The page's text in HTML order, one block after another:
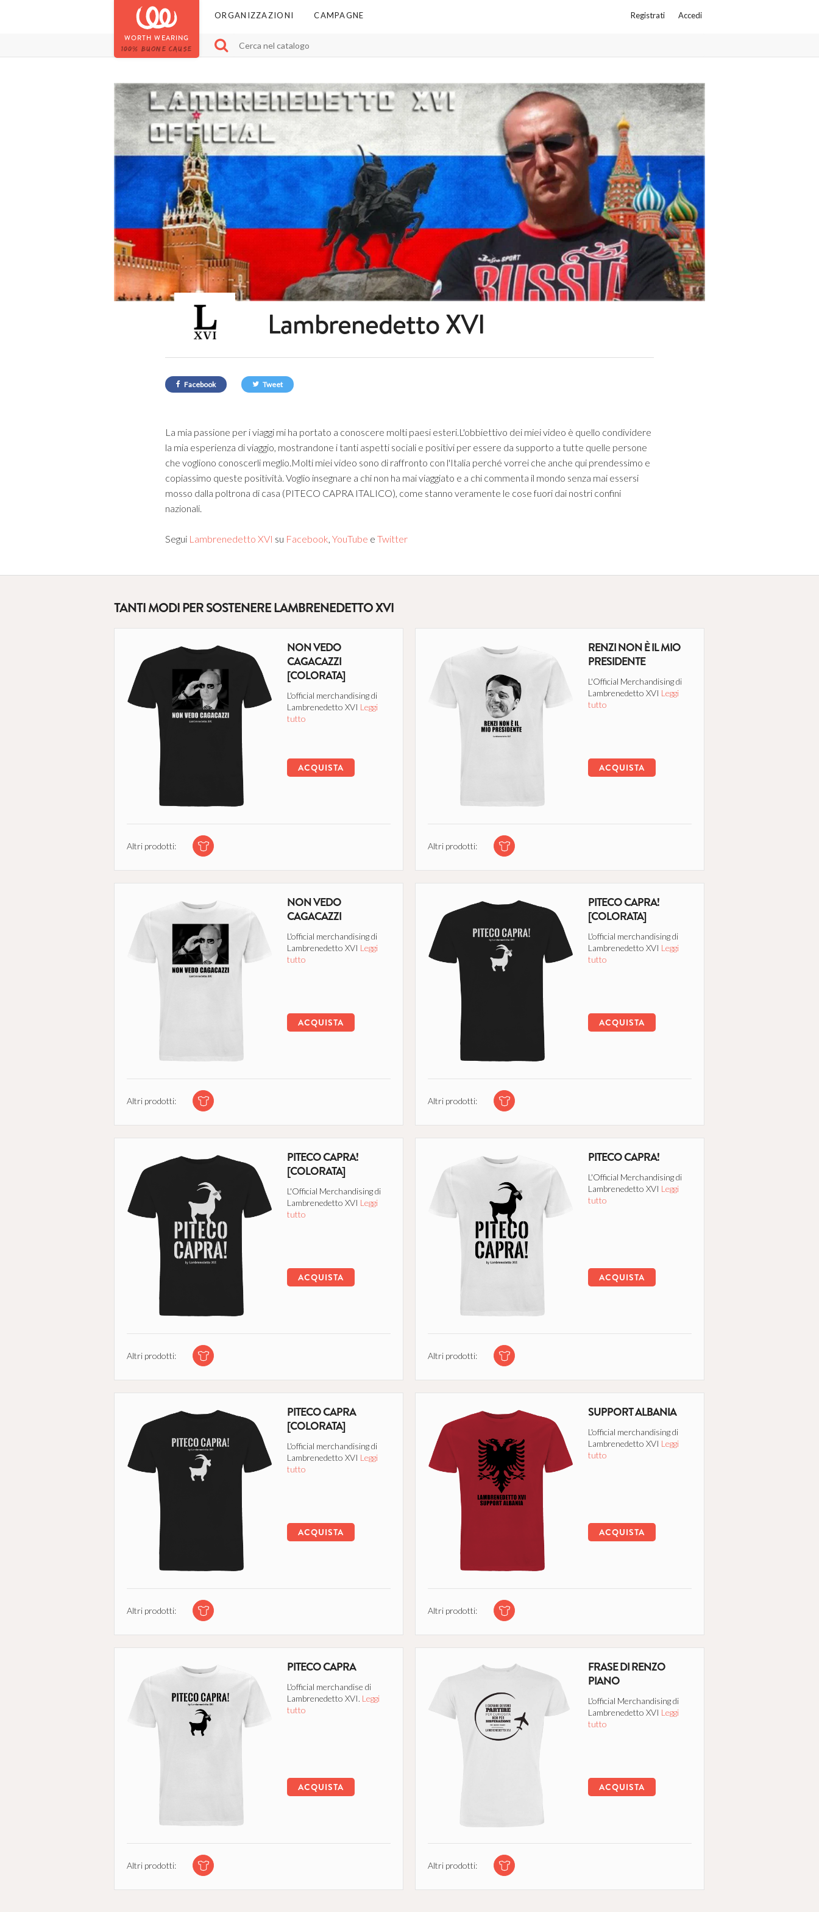
WORTH WEARING
100% BUONE CAUSE
Registrati Accedi
ORGANIZZAZIONI CAMPAGNE
Lambrenedetto XVI
Facebook Tweet
La mia passione per i viaggi mi ha portato a conoscere molti paesi esteri.L'obbiettivo dei miei video è quello condividere
la mia esperienza di viaggio, mostrandone i tanti aspetti sociali e positivi per essere da supporto a tutte quelle persone
che vogliono conoscerli meglio.Molti miei video sono di raffronto con l'Italia perché vorrei che anche qui prendessimo e
copiassimo queste positività. Voglio insegnare a chi non ha mai viaggiato e a chi commenta il mondo senza mai essersi
mosso dalla poltrona di casa (PITECO CAPRA ITALICO), come stanno veramente le cose fuori dai nostri confini
nazionali.
Segui Lambrenedetto XVI su Facebook,YouTube eTwitter
TANTI MODI PER SOSTENERE LAMBRENEDETTO XVI
NON VEDO
CAGACAZZI
[COLORATA]
L'official merchandising di
Lambrenedetto XVI Leggi
tutto
ACQUISTA
Altri prodotti:
RENZI NON È IL MIO
PRESIDENTE
L'Official Merchandising di
Lambrenedetto XVI Leggi
tutto
ACQUISTA
Altri prodotti:
NON VEDO
CAGACAZZI
L'official merchandising di
Lambrenedetto XVI Leggi
tutto
ACQUISTA
Altri prodotti:
PITECO CAPRA!
[COLORATA]
L'official merchandising di
Lambrenedetto XVI Leggi
tutto
ACQUISTA
Altri prodotti:
PITECO CAPRA!
[COLORATA]
L'Official Merchandising di
Lambrenedetto XVI Leggi
tutto
ACQUISTA
Altri prodotti:
PITECO CAPRA!
L'Official Merchandising di
Lambrenedetto XVI Leggi
tutto
ACQUISTA
Altri prodotti:
PITECO CAPRA
[COLORATA]
L'official merchandising di
Lambrenedetto XVI Leggi
tutto
ACQUISTA
Altri prodotti:
SUPPORT ALBANIA
L'official merchandising di
Lambrenedetto XVI Leggi
tutto
ACQUISTA
Altri prodotti:
PITECO CAPRA
L'official merchandise di
Lambrenedetto XVI. Leggi
tutto
ACQUISTA
Altri prodotti:
FRASE DI RENZO
PIANO
L'official Merchandising di
Lambrenedetto XVI Leggi
tutto
ACQUISTA
Altri prodotti: